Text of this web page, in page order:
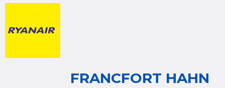
FRANCFORT HAHN